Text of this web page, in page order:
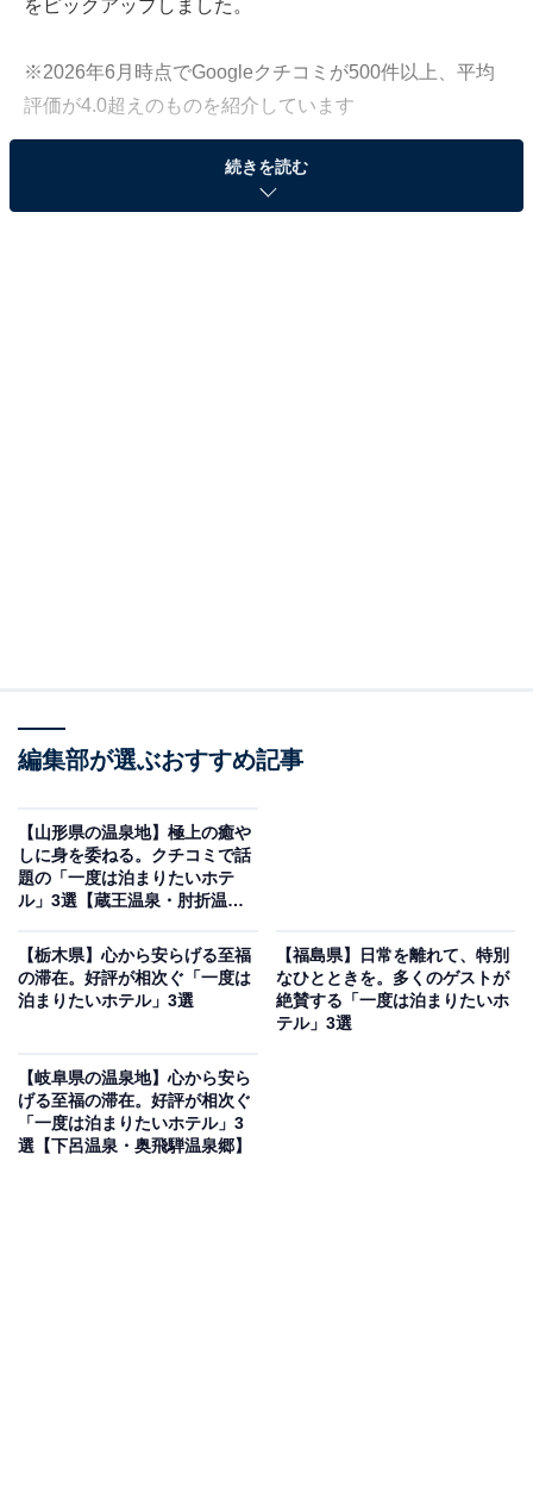
をピックアップしました。
※2026年6月時点でGoogleクチコミが500件以上、平均
評価が4.0超えのものを紹介しています
この記事の執筆者： All About ニュース お買
いもの部
イトより）
「源泉かけ流し湯宿 長生庵」は、古民家を改装した和風
モダンの造りが特徴的な大人の隠れ家です。温泉は、白
浜温泉でも数少ない源泉を保有する「源泉かけ流し」
で、宿泊者は向かいの「長生の湯」も無料で利用可能。
食事は熊野牛や地の海鮮など、匠の技が光る「銘産懐石
続きを読む
編集部が選ぶおすすめ記事
【山形県の温泉地】極上の癒や
しに身を委ねる。クチコミで話
題の「一度は泊まりたいホテ
ル」3選【蔵王温泉・肘折温
【栃木県】心から安らげる至福
の滞在。好評が相次ぐ「一度は
泊まりたいホテル」3選
【福島県】日常を離れて、特別
なひとときを。多くのゲストが
絶賛する「一度は泊まりたいホ
テル」3選
【岐阜県の温泉地】心から安ら
げる至福の滞在。好評が相次ぐ
「一度は泊まりたいホテル」3
選【下呂温泉・奥飛騨温泉郷】